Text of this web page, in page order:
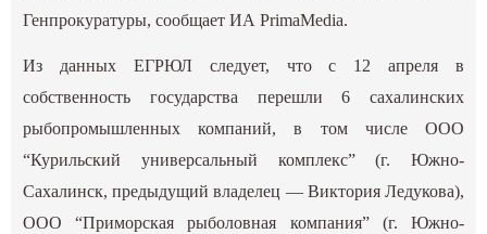
Генпрокуратуры, сообщает ИА PrimaMedia.
Из данных ЕГРЮЛ следует, что с 12 апреля в
собственность государства перешли 6 сахалинских
рыбопромышленных компаний, в том числе ООО
“Курильский универсальный комплекс” (г. Южно-
Сахалинск, предыдущий владелец — Виктория Ледукова),
ООО “Приморская рыболовная компания” (г. Южно-